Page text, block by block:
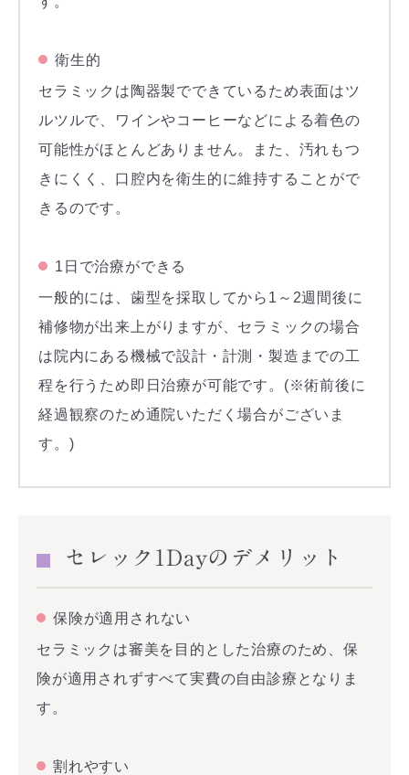
衛生的
セラミックは陶器製でできているため表面はツ
ルツルで、ワインやコーヒーなどによる着色の
可能性がほとんどありません。また、汚れもつ
きにくく、口腔内を衛生的に維持することがで
きるのです。
1日で治療ができる
一般的には、歯型を採取してから1～2週間後に
補修物が出来上がりますが、セラミックの場合
は院内にある機械で設計・計測・製造までの工
程を行うため即日治療が可能です。(※術前後に
経過観察のため通院いただく場合がございま
す。)
セレック1Dayのデメリット
保険が適用されない
セラミックは審美を目的とした治療のため、保
険が適用されずすべて実費の自由診療となりま
す。
割れやすい